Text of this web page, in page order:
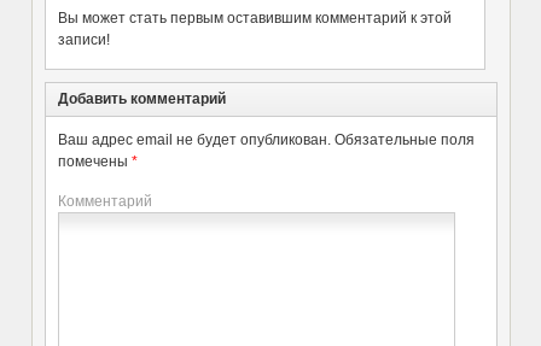
Вы может стать первым оставившим комментарий к этой
записи!
Добавить комментарий
Ваш адрес email не будет опубликован. Обязательные поля
помечены *
Комментарий